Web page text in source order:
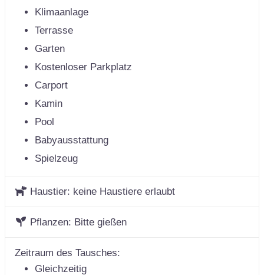
Klimaanlage
Terrasse
Garten
Kostenloser Parkplatz
Carport
Kamin
Pool
Babyausstattung
Spielzeug
Haustier: keine Haustiere erlaubt
Pflanzen: Bitte gießen
Zeitraum des Tausches:
Gleichzeitig